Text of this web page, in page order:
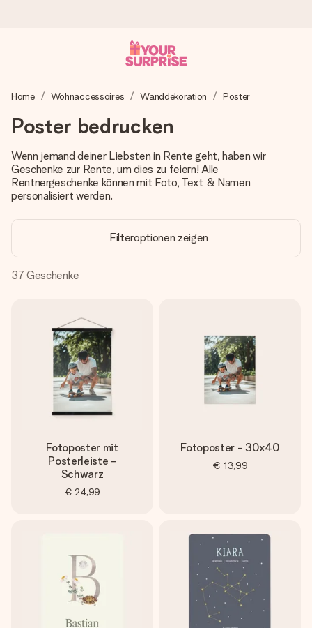
Wir bereiten dein Geschenk sorgfältig vor und schicken es
überreichen kannst, wenn es am meisten zählt.
4,8 (basierend auf +15.000 Bewertungen)
4,8 bei Google Reviews (Gesamtergebnis aller Länder, in
Erstelle etwas Einzigartiges in wenigen Schritten – mit
ihrem Namen, deinem Foto oder einer Nachricht von
Herzen. Kein Stress, nur pure Liebe für den perfekten
Moment.
Home Wohnaccessoires Wanddekoration Poster
Poster bedrucken
Wenn jemand deiner Liebsten in Rente geht, haben wir
Geschenke zur Rente, um dies zu feiern! Alle
Rentnergeschenke können mit Foto, Text & Namen
personalisiert werden.
Filteroptionen zeigen
37 Geschenke
Fotoposter mit
Posterleiste -
Schwarz
€ 24,99
Fotoposter - 30x40
€ 13,99